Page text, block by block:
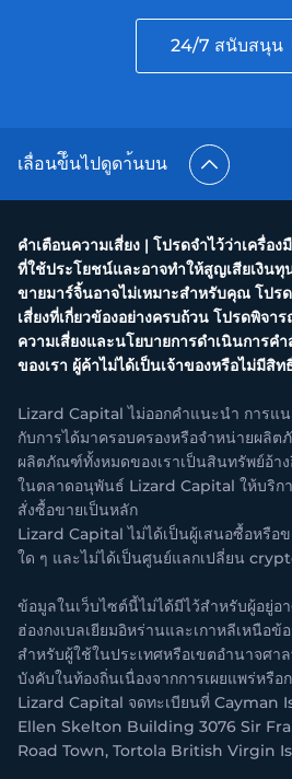
24/7 สนับสนุน
เลื่อนข้ึนไปดูดา้นบน
คำเตือนความเสี่ยง | โปรดจำไว้ว่าเครื่อ
ที่ใช้ประโยชน์และอาจทำให้สูญเสียเงิน
ขายมาร์จิ้นอาจไม่เหมาะสำหรับคุณ โปร
เสี่ยงที่เกี่ยวข้องอย่างครบถ้วน โปรดพิจา
ความเสี่ยงและนโยบายการดำเนินการค
ของเรา ผู้ค้าไม่ได้เป็นเจ้าของหรือไม่มีสิ
Lizard Capital ไม่ออกคำแนะนำ การแ
กับการได้มาครอบครองหรือจำหน่ายผลิต
ผลิตภัณฑ์ทั้งหมดของเราเป็นสินทรัพย์อ้า
ในตลาดอนุพันธ์ Lizard Capital ให้บริก
สั่งซื้อขายเป็นหลัก
Lizard Capital ไม่ได้เป็นผู้เสนอซื้อหรื
ใด ๆ และไม่ได้เป็นศูนย์แลกเปลี่ยน
ข้อมูลในเว็บไซต์นี้ไม่ได้มีไว้สำหรับผู้อยู่อ
ฮ่องกงเบลเยียมอิหร่านและเกาหลีเหนือข้
สำหรับผู้ใช้ในประเทศหรือเขตอำนาจศา
บังคับในท้องถิ่นเนื่องจากการเผยแพร่หรือ
Lizard Capital จดทะเบียนที่ Cayman
Ellen Skelton Building 3076 Sir
Road Town, Tortola British Virgin